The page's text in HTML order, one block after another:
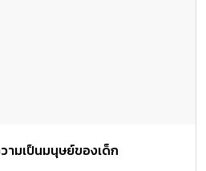
ามเป็นมนุษย์ของเด็ก